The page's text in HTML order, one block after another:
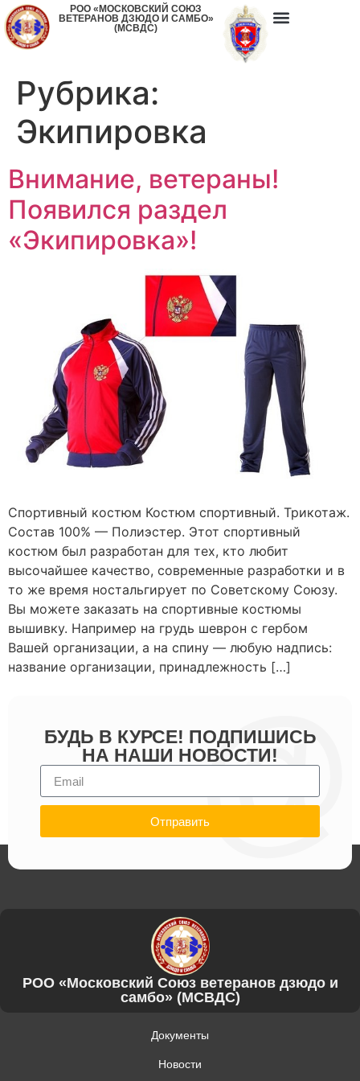
РОО «МОСКОВСКИЙ СОЮЗ
ВЕТЕРАНОВ ДЗЮДО И САМБО»
(МСВДС)
Рубрика:
Экипировка
Внимание, ветераны!
Появился раздел
«Экипировка»!
Спортивный костюм Костюм спортивный. Трикотаж.
Состав 100% — Полиэстер. Этот спортивный
костюм был разработан для тех, кто любит
высочайшее качество, современные разработки и в
то же время ностальгирует по Советскому Союзу.
Вы можете заказать на спортивные костюмы
вышивку. Например на грудь шеврон с гербом
Вашей организации, а на спину — любую надпись:
название организации, принадлежность […]
БУДЬ В КУРСЕ! ПОДПИШИСЬ
НА НАШИ НОВОСТИ!
Отправить
РОО «Московский Союз ветеранов дзюдо и
самбо» (МСВДС)
Документы
Новости